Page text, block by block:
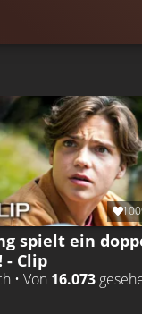
spielt ein
- Clip
• Von 16.073